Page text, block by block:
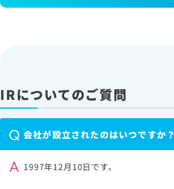
IRについてのご質問
Q 会社が設立されたのはいつですか？
A 1997年12月10日です。